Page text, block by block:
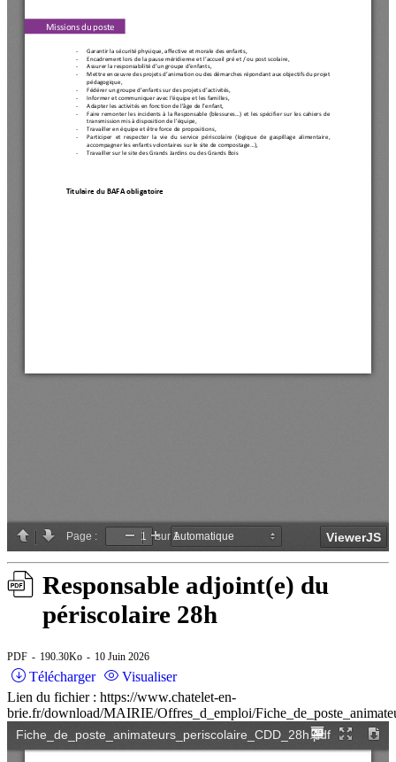
Responsable adjoint(e) du
périscolaire 28h
PDF 190.30Ko 10 Juin 2026
Télécharger
Visualiser
Lien du fichier : https://www.chatelet-en-
brie.fr/download/MAIRIE/Offres_d_emploi/